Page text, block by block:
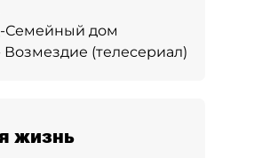
Семейный дом
Возмездие (телесериал)
жизнь